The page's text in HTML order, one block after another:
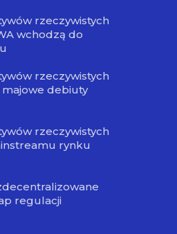
rzeczywistych
wchodzą do
rzeczywistych
debiuty
rzeczywistych
rynku
regulacji